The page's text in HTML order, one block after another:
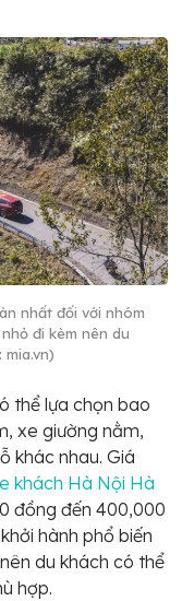
nhất đối với nhóm
đi kèm nên du
thể lựa chọn bao
xe giường nằm,
khác nhau. Giá
khách Hà Nội Hà
đồng đến 400,000
hành phổ biến
du khách có thể
hợp.